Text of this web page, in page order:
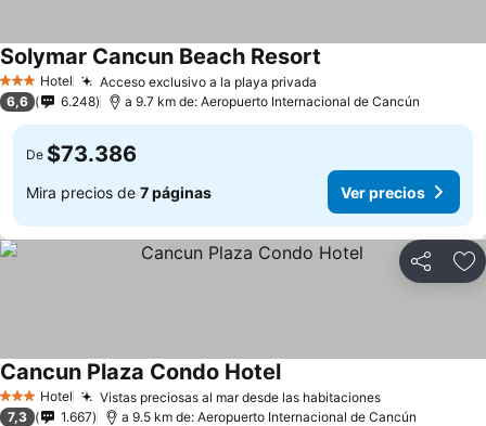
3 Estrellas
Hotel Acceso exclusivo a la playa privada
Solymar Cancun Beach Resort
6,6 6.248 a 9.7 km de: Aeropuerto Internacional de Cancún
De $73.386
Mira precios de 7 páginas Ver precios
Compartir
3 Estrellas
Hotel Vistas preciosas al mar desde las habitaciones
Cancun Plaza Condo Hotel
7,3 1.667 a 9.5 km de: Aeropuerto Internacional de Cancún